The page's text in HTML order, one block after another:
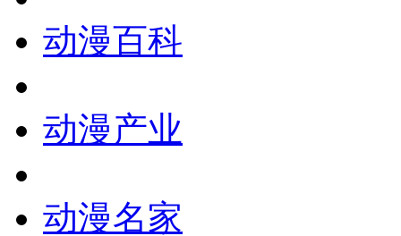
动漫百科
动漫产业
动漫名家